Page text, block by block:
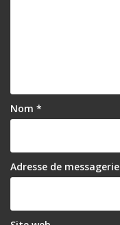
Nom *
Adresse de messagerie